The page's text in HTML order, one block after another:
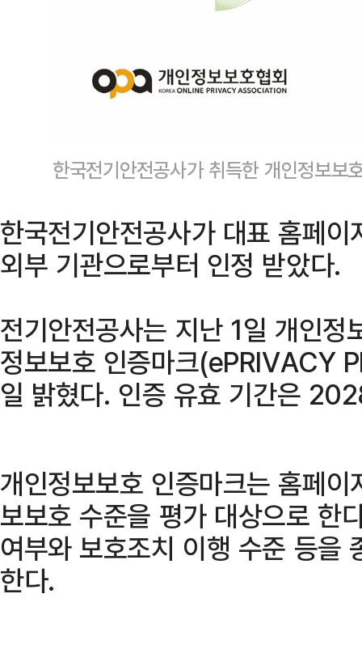
한국전기안전공사가 취득한 개인정보
한국전기안전공사가 대표 홈페
외부 기관으로부터 인정 받았다.
전기안전공사는 지난 1일 개인
정보보호 인증마크(ePRIVACY
일 밝혔다. 인증 유효 기간은
개인정보보호 인증마크는 홈페
보보호 수준을 평가 대상으로 한
여부와 보호조치 이행 수준 등을
한다.